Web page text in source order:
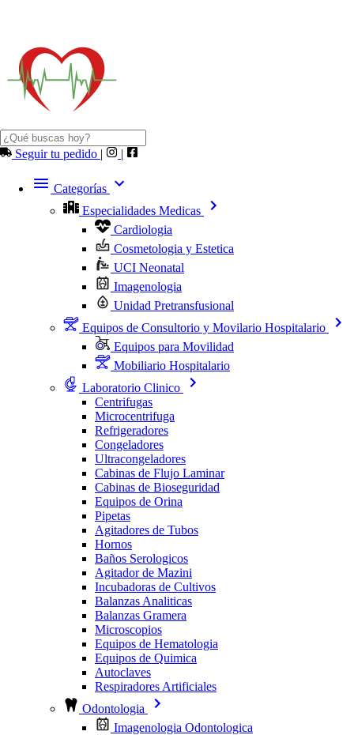
Seguir tu pedido | |
Categorías
Especialidades Medicas
Cardiologia
Cosmetologia y Estetica
UCI Neonatal
Imagenologia
Unidad Pretransfusional
Equipos de Consultorio y Movilario Hospitalario
Equipos para Movilidad
Mobiliario Hospitalario
Laboratorio Clinico
Centrifugas
Microcentrifuga
Refrigeradores
Congeladores
Ultracongeladores
Cabinas de Flujo Laminar
Cabinas de Bioseguridad
Equipos de Orina
Pipetas
Agitadores de Tubos
Hornos
Baños Serologicos
Agitador de Mazini
Incubadoras de Cultivos
Balanzas Analiticas
Balanzas Gramera
Microscopios
Equipos de Hematologia
Equipos de Quimica
Autoclaves
Respiradores Artificiales
Odontologia
Imagenologia Odontologica